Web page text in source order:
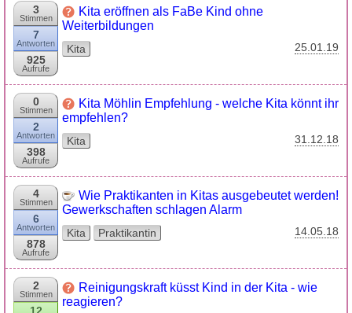
3
Stimmen
7
Antworten
925
Aufrufe
Kita eröffnen als FaBe Kind ohne
Weiterbildungen
Kita 25.01.19
0
Stimmen
2
Antworten
398
Aufrufe
Kita Möhlin Empfehlung - welche Kita könnt ihr
empfehlen?
Kita 31.12.18
4
Stimmen
6
Antworten
878
Aufrufe
Wie Praktikanten in Kitas ausgebeutet werden!
Gewerkschaften schlagen Alarm
Kita Praktikantin 14.05.18
2
Stimmen
Reinigungskraft küsst Kind in der Kita - wie
reagieren?